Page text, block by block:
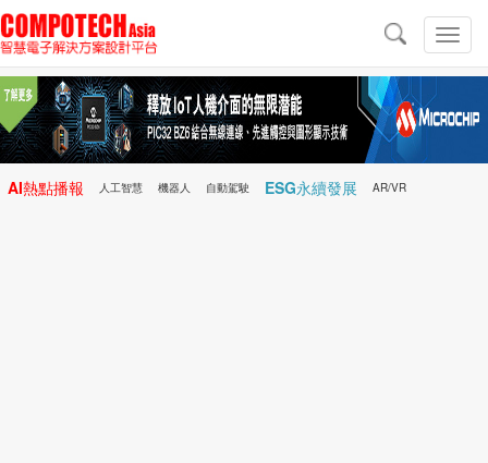
切
換
導
導
航
AI熱點播報 人工智慧 機器人 自動駕駛 ESG永續發展 AR/VR